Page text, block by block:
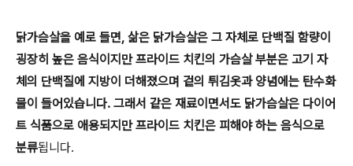
닭가슴살을 예로 들면, 삶은 닭가슴살은 그 자체로 단백질 함량이
굉장히 높은 음식이지만 프라이드 치킨의 가슴살 부분은 고기 자
체의 단백질에 지방이 더해졌으며 겉의 튀김옷과 양념에는 탄수화
물이 들어있습니다. 그래서 같은 재료이면서도 닭가슴살은 다이어
트 식품으로 애용되지만 프라이드 치킨은 피해야 하는 음식으로
분류됩니다.